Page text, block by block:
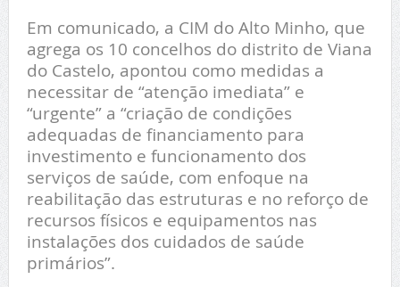
Em comunicado, a CIM do Alto Minho, que
agrega os 10 concelhos do distrito de Viana
do Castelo, apontou como medidas a
necessitar de “atenção imediata” e
“urgente” a “criação de condições
adequadas de financiamento para
investimento e funcionamento dos
serviços de saúde, com enfoque na
reabilitação das estruturas e no reforço de
recursos físicos e equipamentos nas
instalações dos cuidados de saúde
primários”.